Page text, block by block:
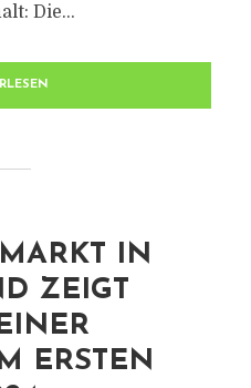
Die...
IN
ZEIGT
ERSTEN